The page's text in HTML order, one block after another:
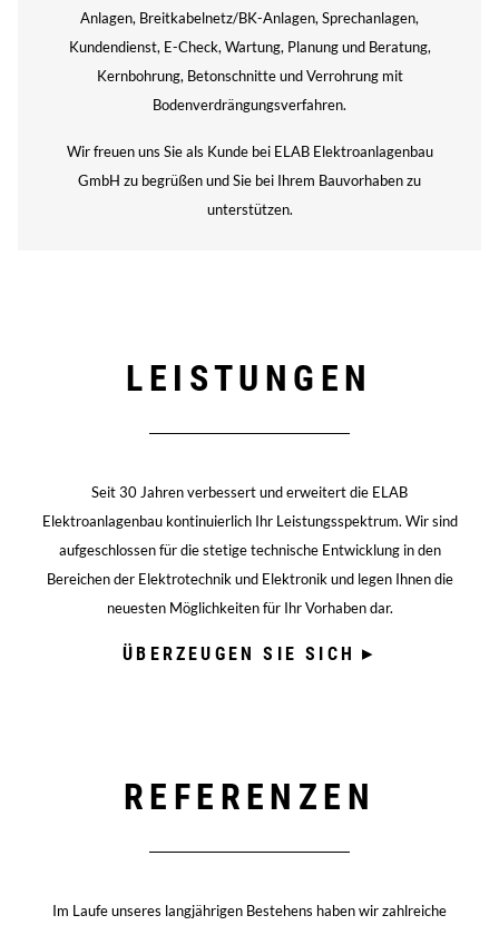
Anlagen, Breitkabelnetz/BK-Anlagen, Sprechanlagen,
Kundendienst, E-Check, Wartung, Planung und Beratung,
Kernbohrung, Betonschnitte und Verrohrung mit
Bodenverdrängungsverfahren.
Wir freuen uns Sie als Kunde bei ELAB Elektroanlagenbau
GmbH zu begrüßen und Sie bei Ihrem Bauvorhaben zu
unterstützen.
LEISTUNGEN
Seit 30 Jahren verbessert und erweitert die ELAB
Elektroanlagenbau kontinuierlich Ihr Leistungsspektrum. Wir sind
aufgeschlossen für die stetige technische Entwicklung in den
Bereichen der Elektrotechnik und Elektronik und legen Ihnen die
neuesten Möglichkeiten für Ihr Vorhaben dar.
ÜBERZEUGEN SIE SICH
REFERENZEN
Im Laufe unseres langjährigen Bestehens haben wir zahlreiche